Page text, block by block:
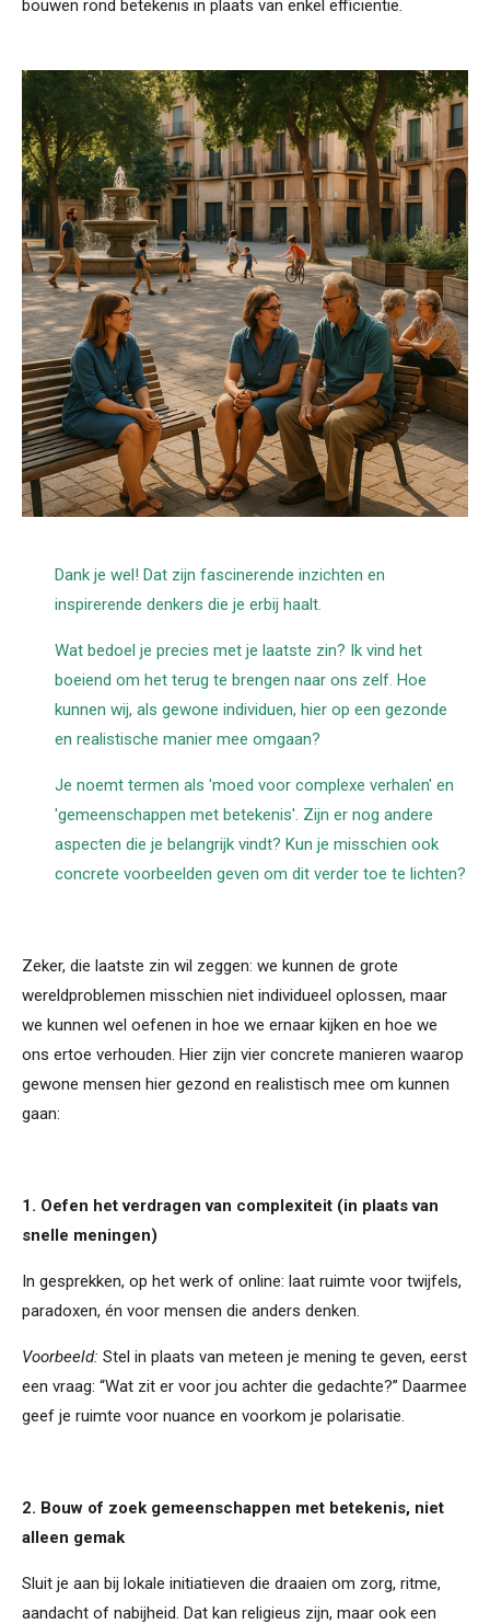
bouwen rond betekenis in plaats van enkel efficiëntie.
Dank je wel! Dat zijn fascinerende inzichten en
inspirerende denkers die je erbij haalt.
Wat bedoel je precies met je laatste zin? Ik vind het
boeiend om het terug te brengen naar ons zelf. Hoe
kunnen wij, als gewone individuen, hier op een gezonde
en realistische manier mee omgaan?
Je noemt termen als 'moed voor complexe verhalen' en
'gemeenschappen met betekenis'. Zijn er nog andere
aspecten die je belangrijk vindt? Kun je misschien ook
concrete voorbeelden geven om dit verder toe te lichten?
Zeker, die laatste zin wil zeggen: we kunnen de grote
wereldproblemen misschien niet individueel oplossen, maar
we kunnen wel oefenen in hoe we ernaar kijken en hoe we
ons ertoe verhouden. Hier zijn vier concrete manieren waarop
gewone mensen hier gezond en realistisch mee om kunnen
gaan:
1. Oefen het verdragen van complexiteit (in plaats van
snelle meningen)
In gesprekken, op het werk of online: laat ruimte voor twijfels,
paradoxen, én voor mensen die anders denken.
Voorbeeld: Stel in plaats van meteen je mening te geven, eerst
een vraag: “Wat zit er voor jou achter die gedachte?” Daarmee
geef je ruimte voor nuance en voorkom je polarisatie.
2. Bouw of zoek gemeenschappen met betekenis, niet
alleen gemak
Sluit je aan bij lokale initiatieven die draaien om zorg, ritme,
aandacht of nabijheid. Dat kan religieus zijn, maar ook een